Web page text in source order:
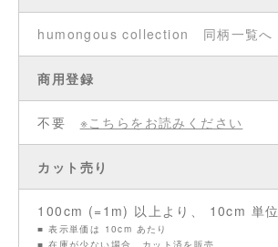
humongous collection 同柄一覧へ
商用登録
不要 ※こちらをお読みください
カット売り
100cm (=1m) 以上より、 10cm 単位
■ 表示単価は 10cm あたり
■ 在庫が少ない場合、カット済を販売